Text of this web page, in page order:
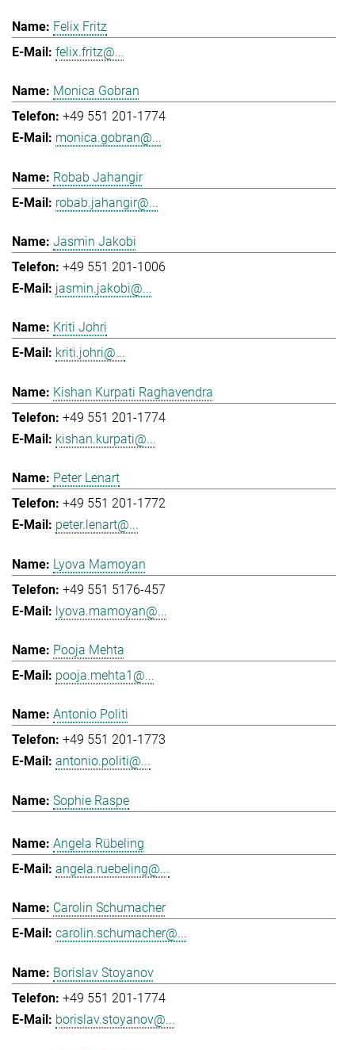
Felix Fritz
felix.fritz@...
Monica Gobran
+49 551 201-1774
monica.gobran@...
Robab Jahangir
robab.jahangir@...
Jasmin Jakobi
+49 551 201-1006
jasmin.jakobi@...
Kriti Johri
kriti.johri@...
Kishan Kurpati Raghavendra
+49 551 201-1774
kishan.kurpati@...
Peter Lenart
+49 551 201-1772
peter.lenart@...
Lyova Mamoyan
+49 551 5176-457
lyova.mamoyan@...
Pooja Mehta
pooja.mehta1@...
Antonio Politi
+49 551 201-1773
antonio.politi@...
Sophie Raspe
Angela Rübeling
angela.ruebeling@...
Carolin Schumacher
carolin.schumacher@...
Borislav Stoyanov
+49 551 201-1774
borislav.stoyanov@...